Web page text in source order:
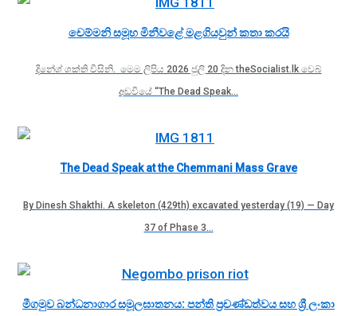
චෙම්මනි සමූහ මිනීවළේ මළගියවුන් කතා කරයි
දිනේශ් ශක්ති විසිනි. මෙම ලිපිය 2026 ජුලි 20 දින theSocialist.lk වෙබ්
අඩවියේ “The Dead Speak…
The Dead Speak at the Chemmani Mass Grave
By Dinesh Shakthi. A skeleton (429th) excavated yesterday (19) — Day
37 of Phase 3…
මීගමුව බන්ධනාගාර සමූලඝාතනය: පන්ති ප්‍රචණ්ඩත්වය සහ ශ්‍රී ලංකා